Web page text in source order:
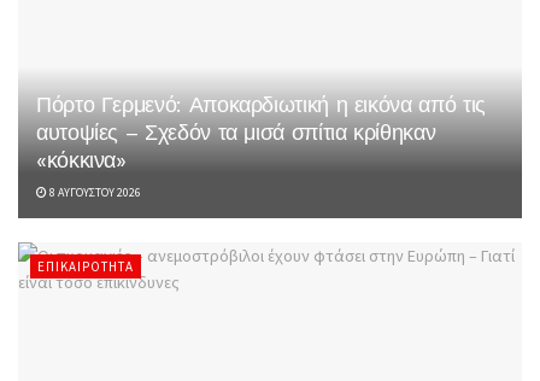
Πόρτο Γερμενό: Αποκαρδιωτική η εικόνα από τις
αυτοψίες – Σχεδόν τα μισά σπίτια κρίθηκαν
«κόκκινα»
8 ΑΥΓΟΎΣΤΟΥ 2026
ΕΠΙΚΑΙΡΌΤΗΤΑ